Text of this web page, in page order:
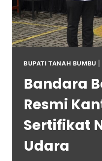
BUPATI TANAH BUMBU
Bandara
Resmi
Sertifikat
Udara